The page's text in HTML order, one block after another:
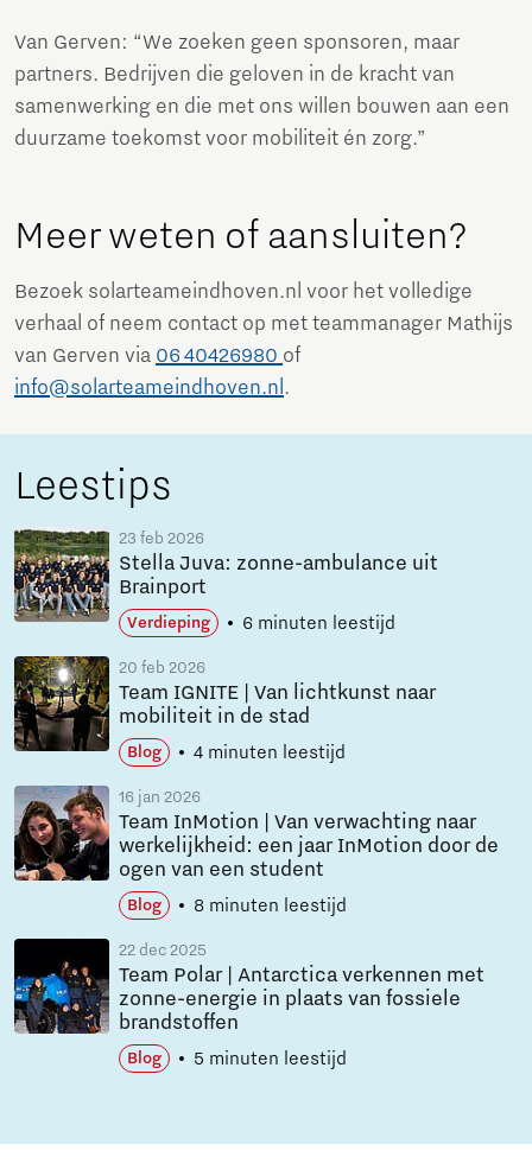
Van Gerven: “We zoeken geen sponsoren, maar
partners. Bedrijven die geloven in de kracht van
samenwerking en die met ons willen bouwen aan een
duurzame toekomst voor mobiliteit én zorg.”
Meer weten of aansluiten?
Bezoek solarteameindhoven.nl voor het volledige
verhaal of neem contact op met teammanager Mathijs
van Gerven via 06 40426980 of
info@solarteameindhoven.nl .
Leestips
23 feb 2026
Stella Juva: zonne-ambulance uit
Brainport
Verdieping 6 minuten leestijd
20 feb 2026
Team IGNITE | Van lichtkunst naar
mobiliteit in de stad
Blog 4 minuten leestijd
16 jan 2026
Team InMotion | Van verwachting naar
werkelijkheid: een jaar InMotion door de
ogen van een student
Blog 8 minuten leestijd
22 dec 2025
Team Polar | Antarctica verkennen met
zonne-energie in plaats van fossiele
brandstoffen
Blog 5 minuten leestijd